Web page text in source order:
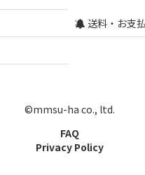
送料・お支
©mmsu-ha co., ltd.
FAQ
Privacy Policy